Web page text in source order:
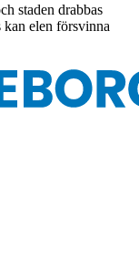
staden drabbas
elen försvinna